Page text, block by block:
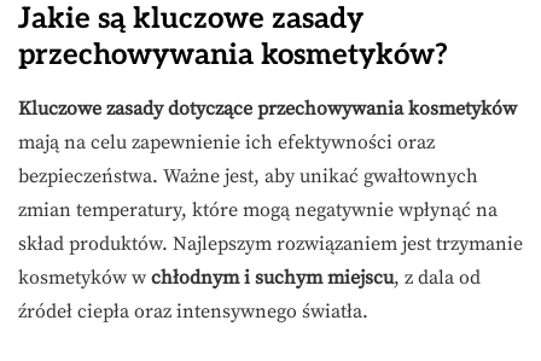
Jakie są kluczowe zasady
przechowywania kosmetyków?
Kluczowe zasady dotyczące przechowywania kosmetyków
mają na celu zapewnienie ich efektywności oraz
bezpieczeństwa. Ważne jest, aby unikać gwałtownych
zmian temperatury, które mogą negatywnie wpłynąć na
skład produktów. Najlepszym rozwiązaniem jest trzymanie
kosmetyków w chłodnym i suchym miejscu, z dala od
źródeł ciepła oraz intensywnego światła.